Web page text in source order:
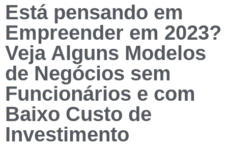
Está pensando em
Empreender em 2023?
Veja Alguns Modelos
de Negócios sem
Funcionários e com
Baixo Custo de
Investimento